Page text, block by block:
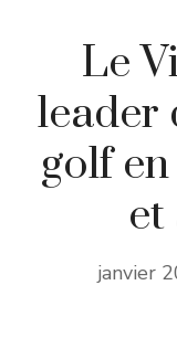
Le
leader
golf
janvier